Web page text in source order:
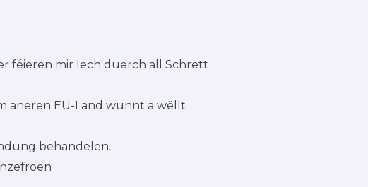
féieren mir Iech duerch all Schrëtt
aneren EU-Land wunnt a wëllt
behandelen.